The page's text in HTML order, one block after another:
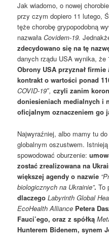
Jak wiadomo, o nowej
przy czym dopiero 11 lutego,
tęże chorobę grypopodobną
nazwałaCovidem-19.
zdecydowano się na tę
danych rządu USA wynika, że
Obrony USA przyznał firmie
kontrakt o wartości ponad
COVID-19″, czyli zanim
doniesieniach medialnych i
oficjalnym oznaczeniem go
Najwyraźniej, albo mamy tu
globalnym oszustwem.
spowodować oburzenie:
zostać zrealizowana na
większej agendy o nazwie
biologicznych na Ukrainie”. To
dlaczegoLabyrinth Global
EcoHealth Alliance Petera
Fauci’ego, oraz z spółką
Hunterem Bidenem, synem